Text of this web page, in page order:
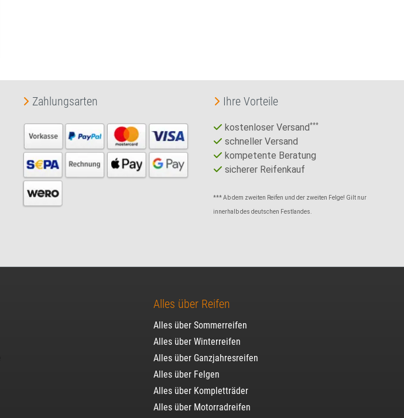
Zahlungsarten Ihre Vorteile
kostenloser Versand***
schneller Versand
kompetente Beratung
sicherer Reifenkauf
*** Ab dem zweiten Reifen und der zweiten Felge! Gilt nur
innerhalb des deutschen Festlandes.
Alles über Reifen
Alles über Sommerreifen
Alles über Winterreifen
Alles über Ganzjahresreifen
Alles über Felgen
Alles über Kompletträder
Alles über Motorradreifen